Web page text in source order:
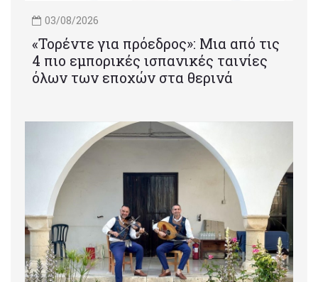
03/08/2026
«Τορέντε για πρόεδρος»: Mια από τις
4 πιο εμπορικές ισπανικές ταινίες
όλων των εποχών στα θερινά